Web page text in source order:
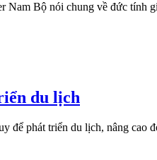
Bộ nói chung về đức tính
du lịch
để phát triển du lịch, nâng cao